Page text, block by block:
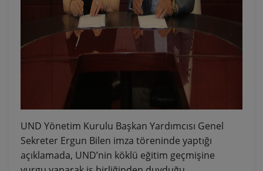
UND Yönetim Kurulu Başkan Yardımcısı Genel
Sekreter Ergun Bilen imza töreninde yaptığı
açıklamada, UND’nin köklü eğitim geçmişine